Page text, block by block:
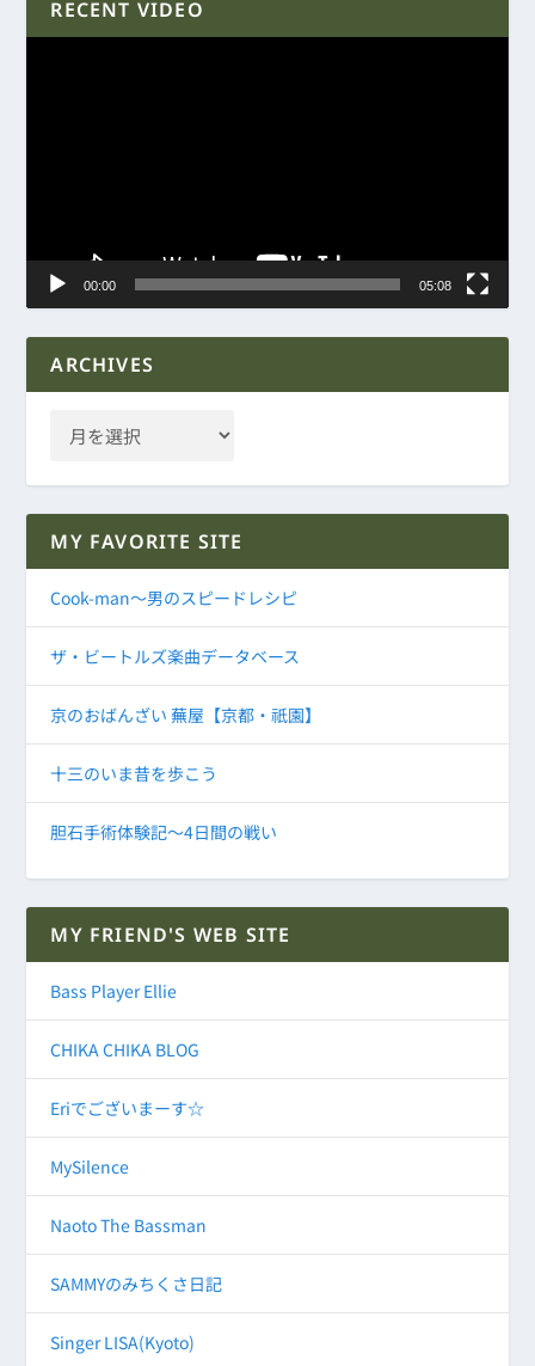
RECENT VIDEO
00:00 05:08
ARCHIVES
MY FAVORITE SITE
Cook-man～男のスピードレシピ
ザ・ビートルズ楽曲データベース
京のおばんざい 蕪屋【京都・祇園】
十三のいま昔を歩こう
胆石手術体験記～4日間の戦い
MY FRIEND'S WEB SITE
Bass Player Ellie
CHIKA CHIKA BLOG
Eriでございまーす☆
MySilence
Naoto The Bassman
SAMMYのみちくさ日記
Singer LISA(Kyoto)